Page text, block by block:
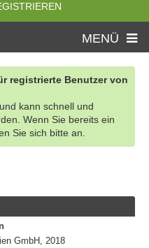
MENÜ
registrierte Benutzer von
kann schnell und
Wenn Sie bereits ein
Sie sich bitte an.
GmbH, 2018